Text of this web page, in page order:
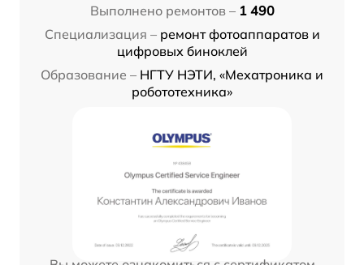
Выполнено ремонтов – 1 490
Специализация – ремонт фотоаппаратов и
цифровых биноклей
Образование – НГТУ НЭТИ, «Мехатроника и
робототехника»